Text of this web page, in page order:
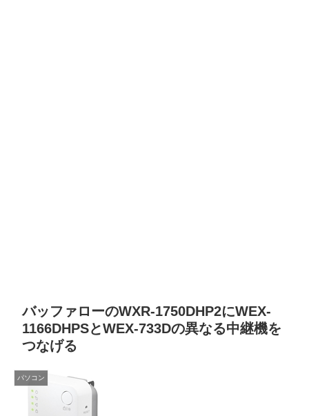
バッファローのWXR-1750DHP2にWEX-
1166DHPSとWEX-733Dの異なる中継機を
つなげる
パソコン